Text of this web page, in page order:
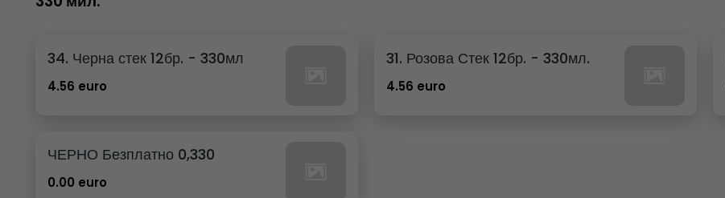
34. Черна стек 12бр. - 330мл
4.56 euro
31. Розова Стек 12бр. - 330мл.
4.56 euro
ЧЕРНО Безплатно 0,330
0.00 euro